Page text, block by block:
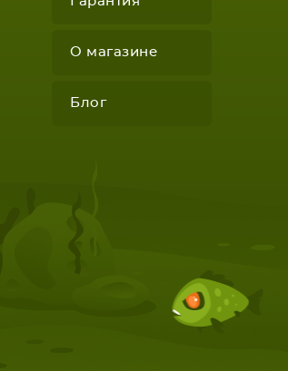
О магазине
Блог